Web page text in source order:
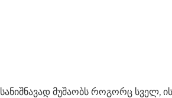
მუშაობს როგორც სველ,